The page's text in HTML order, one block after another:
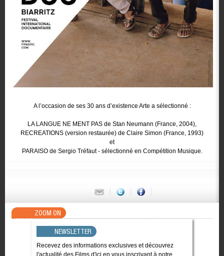
A l’occasion de ses 30 ans d’existence Arte a sélectionné :
LA LANGUE NE MENT PAS de Stan Neumann (France, 2004),
RECREATIONS (version restaurée) de Claire Simon (France, 1993)
et
PARAISO de Sergio Tréfaut - sélectionné en Compétition Musique.
ZOOM ON
NEWSLETTER
Recevez des informations exclusives et découvrez
l'actualité des Films d'ici en vous inscrivant à notre